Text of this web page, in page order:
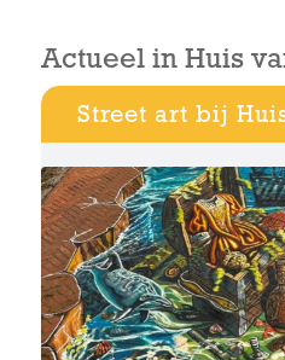
Actueel in Huis
Street art bij